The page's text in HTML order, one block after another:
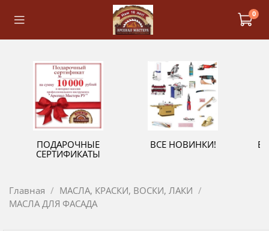
0
ПОДАРОЧНЫЕ
СЕРТИФИКАТЫ
ВСЕ НОВИНКИ!
Главная
МАСЛА, КРАСКИ, ВОСКИ, ЛАКИ
МАСЛА ДЛЯ ФАСАДА